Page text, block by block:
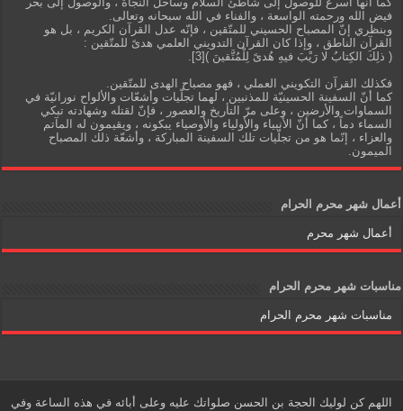
فيض الله ورحمته الواسعة ، والفناء في الله سبحانه وتعالى.
وبنظري إنّ المصباح الحسيني للمتّقين ، فإنّه عدل القرآن الكريم ، بل هو
القرآن الناطق ، وإذا كان القرآن التدويني العلمي هدىً للمتّقين :
( ذلِكَ الكِتابُ لا رَيْبَ فيهِ هُدىً لِلْمُتَّقينَ )[3].
فكذلك القرآن التكويني العملي ، فهو مصباح الهدى للمتّقين.
كما أنّ السفينة الحسينيّة للمذنبين ، لهما تجلّيات وأشعّات والألواح نورانيّة في
السماوات والأرضين ، وعلى مرّ التأريخ والعصور ، فإنّ لقتله وشهادته تبكي
السماء دماً ، كما أنّ الأنبياء والأولياء والأوصياء يبكونه ، ويقيمون له المآتم
والعزاء ، إنّما هو من تجلّيات تلك السفينة المباركة ، وأشعّة ذلك المصباح
الميمون.
أعمال شهر محرم الحرام
أعمال شهر محرم
مناسبات شهر محرم الحرام
مناسبات شهر محرم الحرام
اللهم كن لوليك الحجة بن الحسن صلواتك عليه وعلى أبائه في هذه الساعة وفي